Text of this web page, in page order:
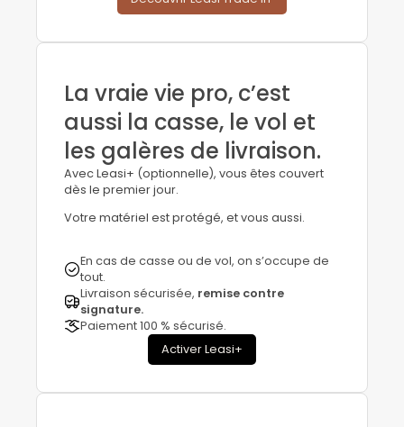
La vraie vie pro, c’est
aussi la casse, le vol et
les galères de livraison.
Avec Leasi+ (optionnelle), vous êtes couvert
dès le premier jour.
Votre matériel est protégé, et vous aussi.
En cas de casse ou de vol, on s’occupe de
tout.
Livraison sécurisée, remise contre
signature.
Paiement 100 % sécurisé.
Activer Leasi+